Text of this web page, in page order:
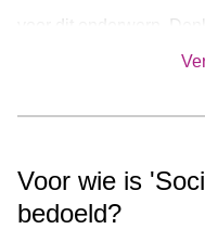
voor dit onderwerp.
grenzen aangeven en
de cliënt praktische
Voor wie is
bedoeld?